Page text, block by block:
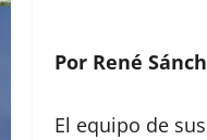
Por René
El equipo de